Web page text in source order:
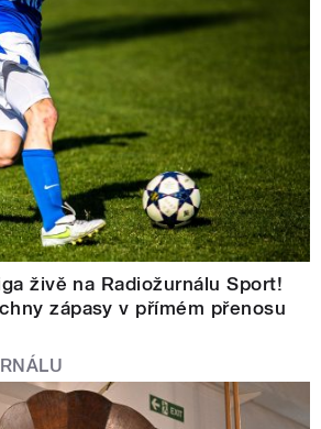
živě na Radiožurnálu Sport!
zápasy v přímém přenosu